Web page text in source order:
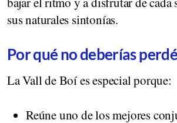
sus naturales sintonías.
Por qué no deberías
La Vall de Boí es especial porque:
Reúne uno de los mejores